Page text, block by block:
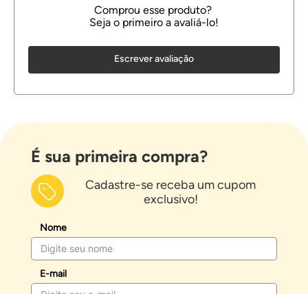
Escrever avaliação
É sua primeira compra?
Cadastre-se receba um cupom
exclusivo!
Nome
E-mail